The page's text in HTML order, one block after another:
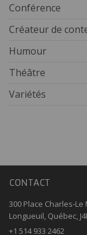
Conférence
Créateur de
Humour
Théâtre
Variétés
CONTACT
300 Place Charles-
Longueuil, Québec,
+1 514 933 2462